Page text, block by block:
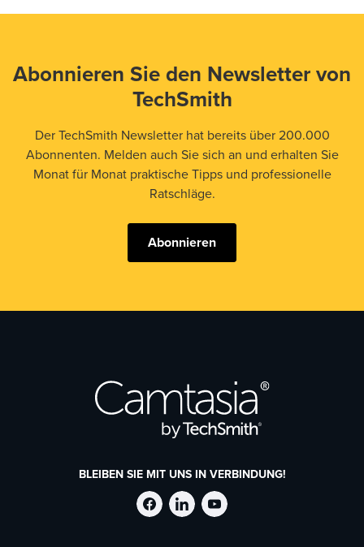
Abonnieren Sie den Newsletter von
TechSmith
Der TechSmith Newsletter hat bereits über 200.000
Abonnenten. Melden auch Sie sich an und erhalten Sie
Monat für Monat praktische Tipps und professionelle
Ratschläge.
Abonnieren
BLEIBEN SIE MIT UNS IN VERBINDUNG!
TechSmith
TechSmith
TechSmith